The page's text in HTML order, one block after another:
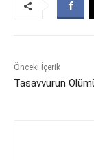
Önceki İçerik
Tasavvurun